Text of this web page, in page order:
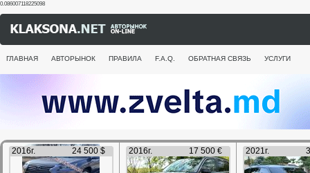
0.086007118225098
ГЛАВНАЯ АВТОРЫНОК ПРАВИЛА F.A.Q. ОБРАТНАЯ СВЯЗЬ УСЛУГИ
2016г. 24 500 $ 2016г. 17 500 € 2021г.